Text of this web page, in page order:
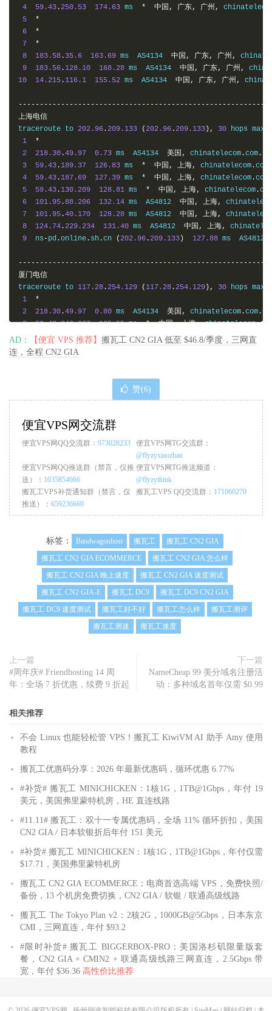
4
59.43 .250.53 174.63 ms * 中国, 广东, 广州,
5
*
6
*
7
*
8
183.58 . 35.6 163.69 ms  AS4134 中国, 广东, 广州,
9
183.56 . 128.10 168.28 ms  AS4134 中国, 广东, 广州,
10
14.215 . 116.1 155.52 ms  AS4134 中国, 广东, 广州,
上海电信
traceroute to 202.96 .209.133 (202.96 .209.133), 30 hops max
1
*
2
218.30 .49.97 0.73 ms  AS4134 美国, chinatelecom .com .cn
3
59.43 . 189.37 126.83 ms * 中国, 上海, chinatelecom .com
4
59.43 . 187.69 127.39 ms * 中国, 上海, chinatelecom .com
5
59.43 . 130.209 128.81 ms * 中国, 上海, chinatelecom .com
6
101.95 .88.206 132.14 ms  AS4812 中国, 上海,
7
101.95 .40.170 128.28 ms  AS4812 中国, 上海,
8
124.74 .229.234 131.40 ms  AS4812 中国, 上海,
9
  ns
-pd .online . sh .cn (202.96 .209.133) 127.88 ms
厦门电信
traceroute to 117.28 .254.129 ( 117.28 .254.129), 30 hops max
1
*
2
218.30 .49.97 0.80 ms  AS4134 美国, chinatelecom .com .cn
3
59.43.246.237 125.55 ms * 中国, 上海, chinatelecom.com
*
59.43. 138.49
11
117.28.254.129 182.23
traceroute to 113.207. 25.138 (113.207.25.138), hops max
1
2
218.30.48.61 0.72 ms  AS4134 美国, 加利福尼亚州, 洛杉矶,
3
59.43.184.157
com
4
*
59.43.46.85 153.98 ms * 中国, 北京, chinatelecom
219.158 .40.165 148.40 ms  AS4837 中国, 北京,
*
219.158. 12.74 185.94 ms  AS4837 中国, 重庆, chinaunicom
113.207 .25.138 182.91 ms  AS4837 中国, 重庆,
. com.
3
59.43.182.106 177.36 * 中国, 广东, 广州,
59.43. 187.101 154.20 ms 中国, 广东, 广州,
6
219.158
8
*
9
119.6
11
119.6.6.6 188.71 ms  AS4837 中国, 四川, 成都,
traceroute to 120.204.197.126 (120.204. 197.126), 30 hops
1
*
2
218.30.49.97 1.09 ms  AS4134 美国, chinatelecom . com.
3
59.43.189.37 126.76 上海, chinatelecom
5
*
6
*
8
*
9
221.183.90.241 157.41
10
*
11
120.204.194.6 156.22 ms  AS9808 中国, 上海,
chinamobile
12
120.204. 194.14 159.08 ms  AS9808
AD： 【便宜 VPS 推荐】 搬瓦工 CN2 GIA 低至 $46.8/季度，三网直
连，全程 CN2 GIA
赞(6)
便宜VPS网交流群
便宜VPS网QQ交流群： 973028233
便宜VPS网TG交流群：
@flyzyxiaozhan
便宜VPS网QQ推送群（禁言，仅推
送）： 1035854666
便宜VPS网TG推送频道：
@flyzythink
搬瓦工VPS补货通知群（禁言，仅
推送）： 659236660
搬瓦工VPS QQ交流群： 171060270
标签： Bandwagonhost 搬瓦工
搬瓦工 CN2 GIA
搬瓦工 CN2 GIA ECOMMERCE
搬瓦工 CN2 GIA 怎么样
搬瓦工 CN2 GIA 晚上速度
搬瓦工 CN2 GIA 速度测试
搬瓦工 CN2 GIA-E
搬瓦工 DC9
搬瓦工 DC9 CN2 GIA
搬瓦工 DC9 速度测试
搬瓦工好不好 搬瓦工怎么样
搬瓦工测评
搬瓦工测速
搬瓦工速度
上一篇
#周年庆# Friendhosting 14 周
年：全场 7 折优惠，续费 9 折起
下一篇
NameCheap 99 美分域名注册活
动：多种域名首年仅需 $0.99
相关推荐
不会 Linux 也能轻松管 VPS！搬瓦工 KiwiVM AI 助手 Amy 使用
教程
搬瓦工优惠码分享：2026 年最新优惠码，循环优惠 6.77%
#补货# 搬瓦工 MINICHICKEN：1核1G，1TB@1Gbps，年付 19
美元，美国弗里蒙特机房，HE 直连线路
#11.11# 搬瓦工：双十一专属优惠码，全场 11% 循环折扣，美国
CN2 GIA / 日本软银折后年付 151 美元
#补货# 搬瓦工 MINICHICKEN：1核1G，1TB@1Gbps，年付仅需
$17.71，美国弗里蒙特机房
搬瓦工 CN2 GIA ECOMMERCE：电商首选高端 VPS，免费快照/
备份，13 个机房免费切换，CN2 GIA / 软银 / 联通高级线路
搬瓦工 The Tokyo Plan v2：2核2G，1000GB@5Gbps，日本东京
CMI，三网直连，年付 $93.2
#限时补货# 搬瓦工 BIGGERBOX-PRO：美国洛杉矶限量版套
餐，CN2 GIA + CMIN2 + 联通高级线路三网直连，2.5Gbps 带
宽，年付 $36.36 高性价比推荐